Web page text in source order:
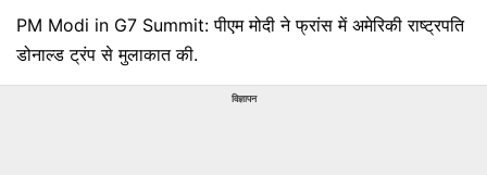
PM Modi in G7 Summit: पीएम मोदी ने फ्रांस में अमेरिकी राष्ट्रपति
डोनाल्ड ट्रंप से मुलाकात की.
विज्ञापन